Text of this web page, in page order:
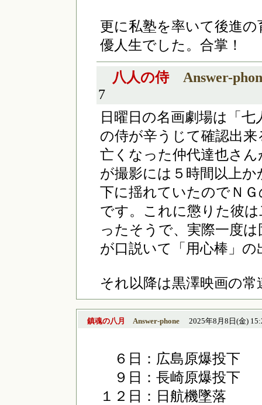
更に私塾を率いて後進
優人生でした。合掌！
八人の侍
Answer-
7
日曜日の名画劇場は「
の侍が辛うじて確認出
亡くなった仲代達也さ
が撮影には５時間以上
下に揺れていたのでＮ
です。これに懲りた彼
ったそうで、実際一度
が口説いて「用心棒」
それ以降は黒澤映画の
鎮魂の八月 Answer-phone 2025年8月8日(金)
６日：広島原爆投下
９日：長崎原爆投下
１２日：日航機墜落